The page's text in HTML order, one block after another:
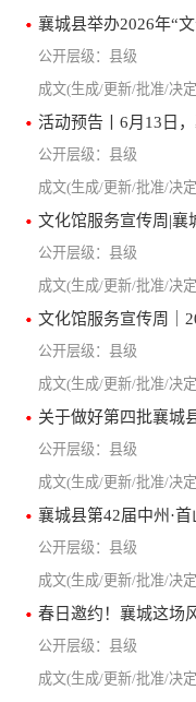
襄城县举办2026年“
县级
活动预告丨6月13日
县级
文化馆服务宣传周|襄
县级
文化馆服务宣传周｜
县级
关于做好第四批襄城
县级
襄城县第42届中州·
县级
春日邀约！襄城这场
县级